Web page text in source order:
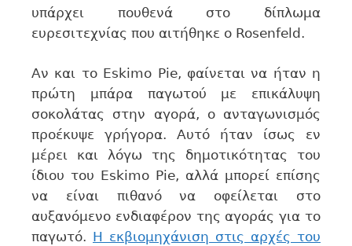
υπάρχει πουθενά στο δίπλωμα
ευρεσιτεχνίας που αιτήθηκε ο Rosenfeld.
Αν και το Eskimo Pie, φαίνεται να ήταν η
πρώτη μπάρα παγωτού με επικάλυψη
σοκολάτας στην αγορά, ο ανταγωνισμός
προέκυψε γρήγορα. Αυτό ήταν ίσως εν
μέρει και λόγω της δημοτικότητας του
ίδιου του Eskimo Pie, αλλά μπορεί επίσης
να είναι πιθανό να οφείλεται στο
αυξανόμενο ενδιαφέρον της αγοράς για το
παγωτό. Η εκβιομηχάνιση στις αρχές του